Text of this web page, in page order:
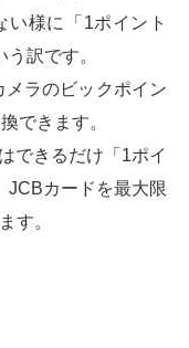
い様に「1ポイント
訳です。
ラのビックポイン
できます。
できるだけ「1ポイ
JCBカードを最大限
す。